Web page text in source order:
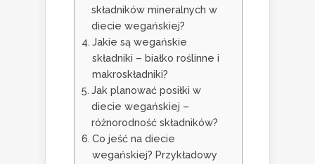
składników mineralnych w
diecie wegańskiej?
Jakie są wegańskie
składniki – białko roślinne i
makroskładniki?
Jak planować posiłki w
diecie wegańskiej –
różnorodność składników?
Co jeść na diecie
wegańskiej? Przykładowy